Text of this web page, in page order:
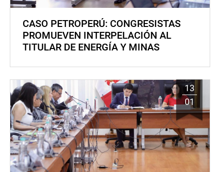
CASO PETROPERÚ: CONGRESISTAS
PROMUEVEN INTERPELACIÓN AL
TITULAR DE ENERGÍA Y MINAS
13
01